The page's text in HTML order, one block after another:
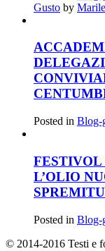
Gusto by
Posted in Blog-
FESTIVOL
L’OLIO
Posted in Blog-
© 2014-2016 Testi e